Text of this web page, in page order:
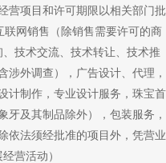
营项目和许可期限以相关部门批
网销售（除销售需要许可的商
技术交流、技术转让、技术推
涉外调查），广告设计、代理，
计制作，专业设计服务，珠宝首
牙及其制品除外），包装服务，
依法须经批准的项目外，凭营业
营活动）